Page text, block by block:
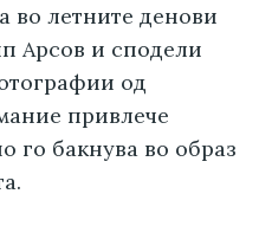
во летните денови
Арсов и сподели
од
привлече
го бакнува во образ